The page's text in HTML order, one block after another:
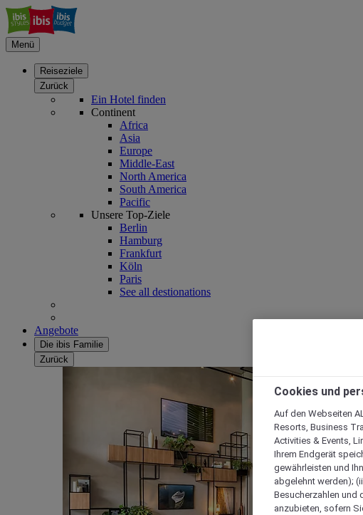
Menü
Reiseziele
Zurück
Ein Hotel finden
Continent
Africa
Asia
Europe
Middle-East
North America
South America
Pacific
Unsere Top-Ziele
Berlin
Hamburg
Frankfurt
Köln
Paris
See all destionations
Angebote
Die ibis Familie
Zurück
Cookies und
Auf den Webseiten
Resorts, Business
Activities & Events,
Ihrem Endgerät
gewährleisten und
abgelehnt werden);
Besucherzahlen und
anzubieten, sofern